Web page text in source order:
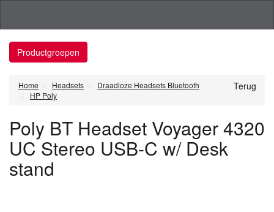
Productgroepen
Terug
Home Headsets
Draadloze Headsets Bluetooth
HP Poly
Poly BT Headset Voyager 4320
UC Stereo USB-C w/ Desk
stand